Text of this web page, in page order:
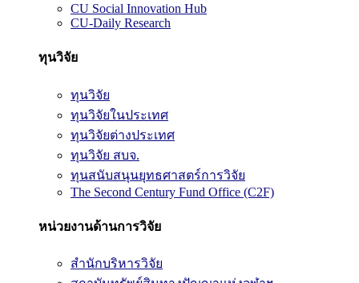
CU Social Innovation Hub
CU-Daily Research
ทุนวิจัย
ทุนวิจัย
ทุนวิจัยในประเทศ
ทุนวิจัยต่างประเทศ
ทุนวิจัย สบจ.
ทุนสนับสนุนยุทธศาสตร์การวิจัย
The Second Century Fund Office (C2F)
หน่วยงานด้านการวิจัย
สำนักบริหารวิจัย